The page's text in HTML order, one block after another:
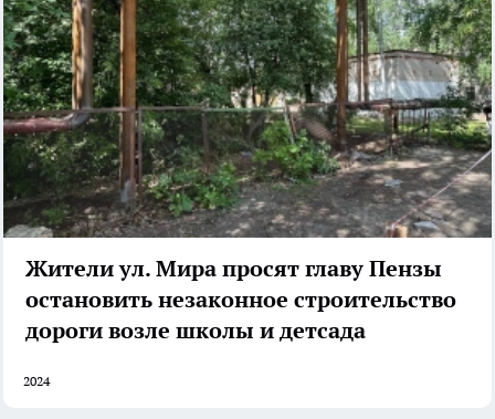
Жители ул. Мира просят главу Пензы
остановить незаконное строительство
дороги возле школы и детсада
2024